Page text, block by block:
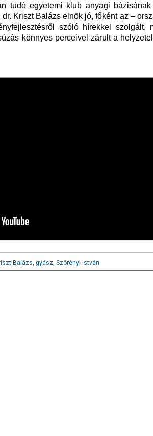
tudó egyetemi klub anyagi
Kriszt Balázs elnök jó, főként az –
szóló hírekkel szolgált,
könnyes perceivel zárult a
Balázs, gyász, Szörényi István